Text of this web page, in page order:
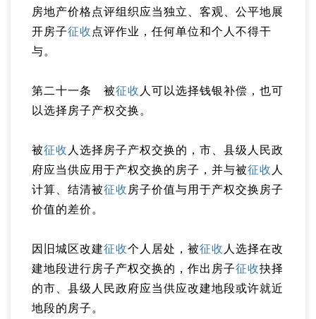
房地产价格点评组织应当独立、客观、公平地展
开房子征收 点评作业，任何单位和个人不得干
与。
第二十一条 被征收 人可以选择钱银补偿，也可
以选择房子产权交换。
被征收 人选择房子产权交换的，市、县级人民政
府应当供应用于产权交换的房子，并与被征收 人
计算、结清被征收 房子价值与用于产权交换房子
价值的差价。
因旧城区改建征收个人居处，被征收 人选择在改
建地段进行房子产权交换的，作出房子征收抉择
的市、县级人民政府应当供应改建地段或许就近
地段的房子。